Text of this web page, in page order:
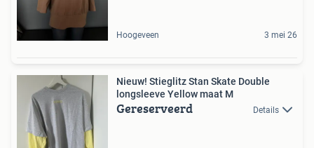
Hoogeveen 3 mei 26
Nieuw! Stieglitz Stan Skate Double
longsleeve Yellow maat M
Gereserveerd Details